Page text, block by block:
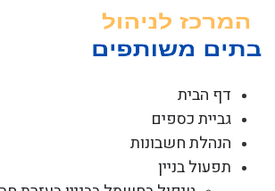
דף הבית
גביית כספים
הנהלת חשבונות
תפעול בניין